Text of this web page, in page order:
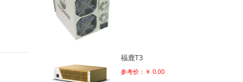
福鹿T3
参考价：￥ 0.00